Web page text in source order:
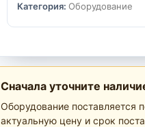
Категория:Оборудование
Сначала уточните
Оборудование поставляется
актуальную цену и срок